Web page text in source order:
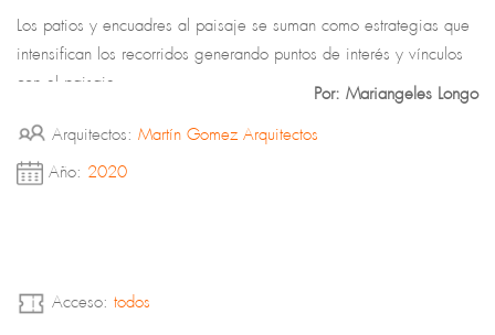
Los patios y encuadres al paisaje se suman como estrategias que
intensifican los recorridos generando puntos de interés y vínculos
con el paisaje.
Por: Mariangeles Longo
Arquitectos: Martín Gomez Arquitectos
Año: 2020
Acceso: todos